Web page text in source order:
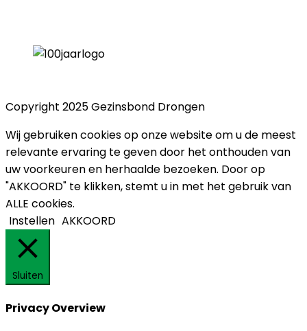
Copyright 2025 Gezinsbond Drongen
Wij gebruiken cookies op onze website om u de meest
relevante ervaring te geven door het onthouden van
uw voorkeuren en herhaalde bezoeken. Door op
"AKKOORD" te klikken, stemt u in met het gebruik van
ALLE cookies.
Instellen AKKOORD
Sluiten
Privacy Overview